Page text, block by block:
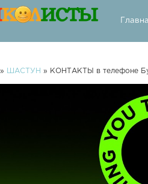
» ШАСТУН » КОНТАКТЫ в телефоне